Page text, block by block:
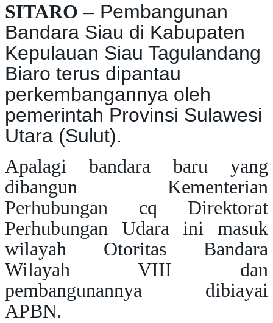
SITARO – Pembangunan
Bandara Siau di Kabupaten
Kepulauan Siau Tagulandang
Biaro terus dipantau
perkembangannya oleh
pemerintah Provinsi Sulawesi
Utara (Sulut).
Apalagi bandara baru yang
dibangun Kementerian
Perhubungan cq Direktorat
Perhubungan Udara ini masuk
wilayah Otoritas Bandara
Wilayah VIII dan
pembangunannya dibiayai
APBN.